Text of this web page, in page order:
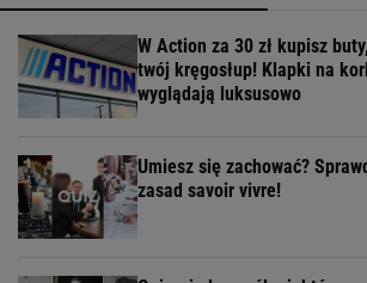
W Action za 30 zł kupisz
twój kręgosłup! Klapki na
wyglądają luksusowo
Umiesz się zachować?
zasad savoir vivre!